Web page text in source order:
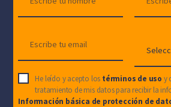
He leído y acepto los términos de uso y
tratamiento de mis datos para recibir la
Información básica de protección de